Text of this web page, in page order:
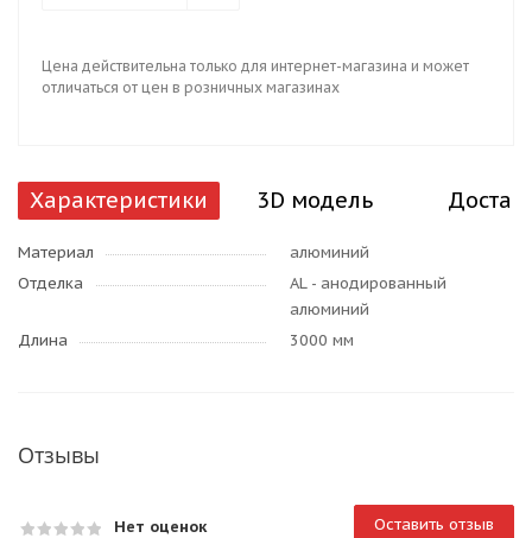
Цена действительна только для интернет-магазина и может
отличаться от цен в розничных магазинах
Характеристики 3D модель
Материал
алюминий
Отделка
AL - анодированный
алюминий
Длина
3000 мм
Отзывы
Нет оценок Оставить отзыв